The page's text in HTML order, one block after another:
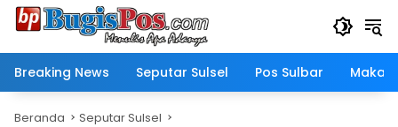
Langsung
Breaking News
Seputar Sulsel Pos Sulbar
Beranda Seputar Sulsel